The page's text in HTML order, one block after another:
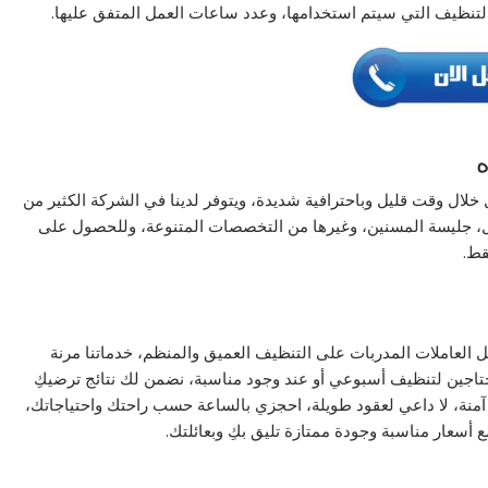
التي سيتم استخدامها، وعدد ساعات العمل المتفق عليها.
وقت قليل وباحترافية شديدة، ويتوفر لدينا في الشركة الكثير من
جليسة المسنين، وغيرها من التخصصات المتنوعة، وللحصول على
المدربات على التنظيف العميق والمنظم، خدماتنا مرنة
لتنظيف أسبوعي أو عند وجود مناسبة، نضمن لك نتائج ترضيكِ
لا داعي لعقود طويلة، احجزي بالساعة حسب راحتك واحتياجاتك،
مناسبة وجودة ممتازة تليق بكِ وبعائلتك.